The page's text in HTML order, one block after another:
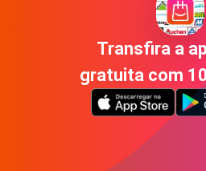
Transfira a
gratuita com